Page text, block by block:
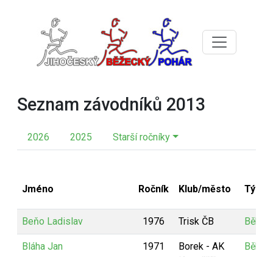
Seznam závodníků 2013
2026 2025 Starší ročníky
Jméno Ročník Klub/město Tým
Beňo Ladislav 1976 Trisk ČB Běhny
Bláha Jan 1971
Borek - AK
Běhny